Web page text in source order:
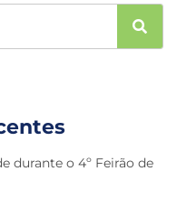
durante o 4º Feirão de